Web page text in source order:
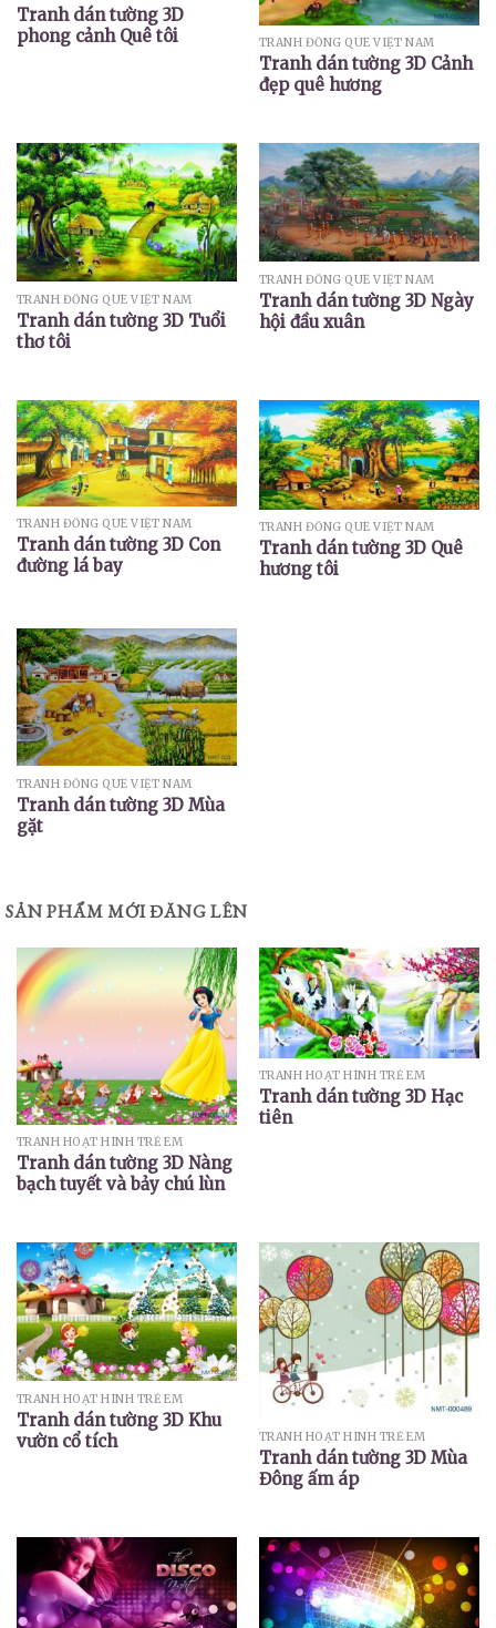
Tranh dán tường 3D
phong cảnh Quê tôi
TRANH ĐỒNG QUÊ VIỆT NAM
Tranh dán tường 3D Cảnh
đẹp quê hương
TRANH ĐỒNG QUÊ VIỆT NAM
Tranh dán tường 3D Tuổi
thơ tôi
TRANH ĐỒNG QUÊ VIỆT NAM
Tranh dán tường 3D Ngày
hội đầu xuân
TRANH ĐỒNG QUÊ VIỆT NAM
Tranh dán tường 3D Con
đường lá bay
TRANH ĐỒNG QUÊ VIỆT NAM
Tranh dán tường 3D Quê
hương tôi
TRANH ĐỒNG QUÊ VIỆT NAM
Tranh dán tường 3D Mùa
gặt
SẢN PHẨM MỚI ĐĂNG LÊN
TRANH HOẠT HÌNH TRẺ EM
Tranh dán tường 3D Nàng
bạch tuyết và bảy chú lùn
TRANH HOẠT HÌNH TRẺ EM
Tranh dán tường 3D Hạc
tiên
TRANH HOẠT HÌNH TRẺ EM
Tranh dán tường 3D Khu
vườn cổ tích
TRANH HOẠT HÌNH TRẺ EM
Tranh dán tường 3D Mùa
Đông ấm áp